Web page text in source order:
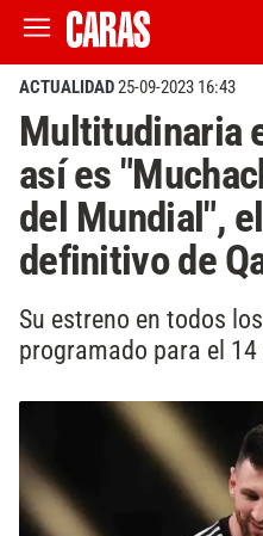
ACTUALIDAD25-09-2023 16:43
Multitudinaria
así es
del Mundial",
definitivo de
Su estreno en todos
programado para el